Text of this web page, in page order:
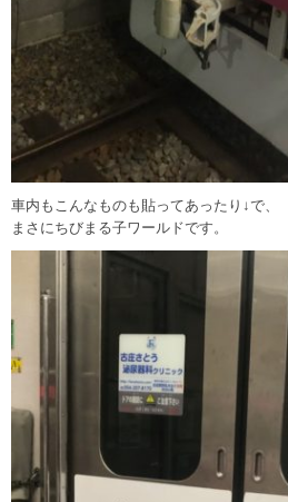
車内もこんなものも貼ってあったり↓で、
まさにちびまる子ワールドです。